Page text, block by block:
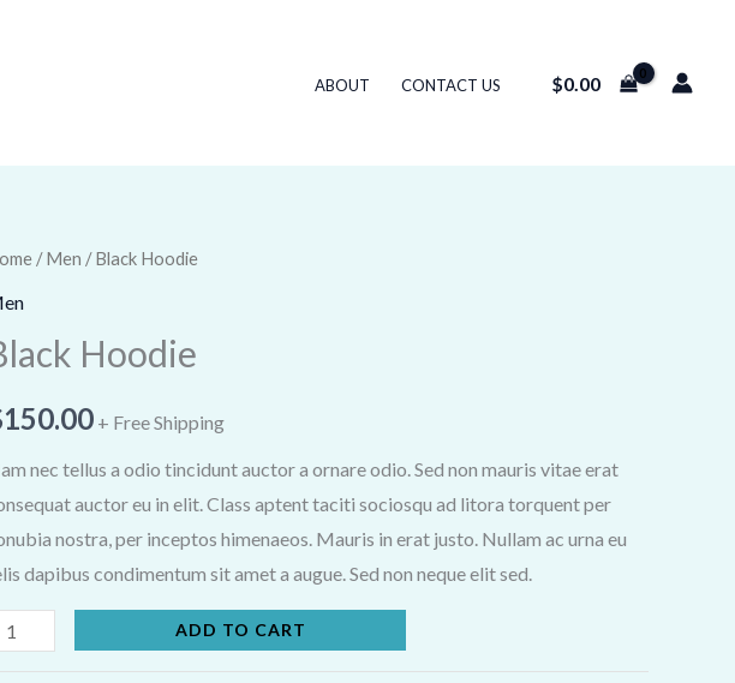
ABOUT CONTACT US $0.00
/Men / Black Hoodie
Hoodie
150.00 + Free Shipping
nec tellus a odio tincidunt auctor a ornare odio. Sed non mauris vitae erat
auctor eu in elit. Class aptent taciti sociosqu ad litora torquent per
nostra, per inceptos himenaeos. Mauris in erat justo. Nullam ac urna eu
dapibus condimentum sit amet a augue. Sed non neque elit sed.
ADD TO CART